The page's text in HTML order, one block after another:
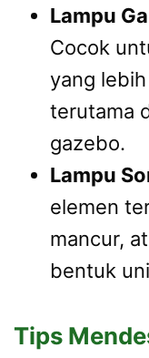
Lampu
Cocok
yang
terutama
gazebo.
Lampu
elemen
mancur,
bentuk
Tips